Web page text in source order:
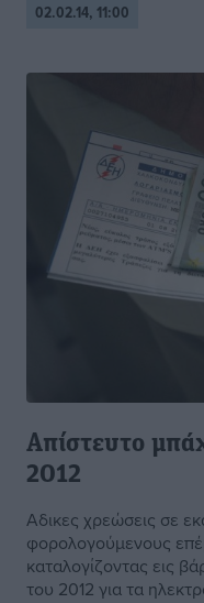
02.02.14, 11:00
Απίστευτο
2012
Αδικες χρεώσεις σε
φορολογούμενους
καταλογίζοντας εις
του 2012 για τα